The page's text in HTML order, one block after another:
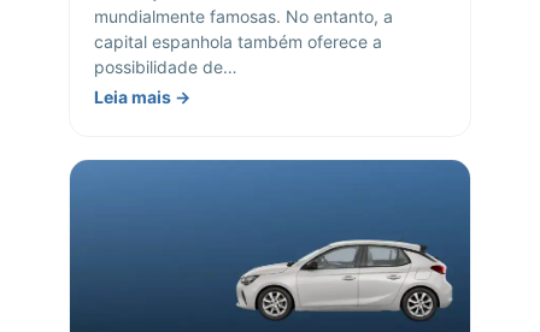
mundialmente famosas. No entanto, a
capital espanhola também oferece a
possibilidade de…
Leia mais →